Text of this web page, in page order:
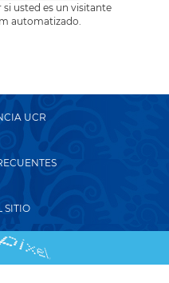
usted es un visitante
automatizado.
UCR
SITIO